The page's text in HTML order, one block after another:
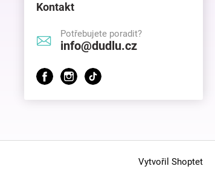
Kontakt
Potřebujete poradit?
info@dudlu.cz
Vytvořil Shoptet